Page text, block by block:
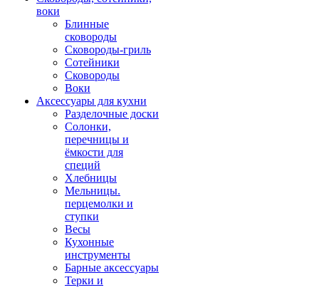
воки
Блинные
сковороды
Сковороды-гриль
Сотейники
Сковороды
Воки
Аксессуары для кухни
Разделочные доски
Солонки,
перечницы и
ёмкости для
специй
Хлебницы
Мельницы.
перцемолки и
ступки
Весы
Кухонные
инструменты
Барные аксессуары
Терки и